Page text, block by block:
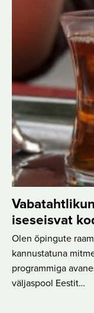
iseseisvat
Olen õpingute
kannustatuna
programmiga
väljaspool Eestit…